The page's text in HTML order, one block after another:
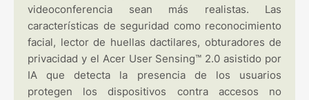
videoconferencia sean más realistas. Las
características de seguridad como reconocimiento
facial, lector de huellas dactilares, obturadores de
privacidad y el Acer User Sensing™ 2.0 asistido por
IA que detecta la presencia de los usuarios
protegen los dispositivos contra accesos no